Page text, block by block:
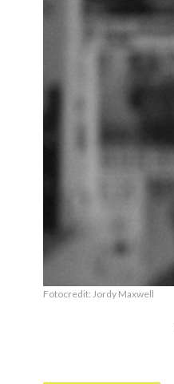
Fotocredit: Jordy Maxwell